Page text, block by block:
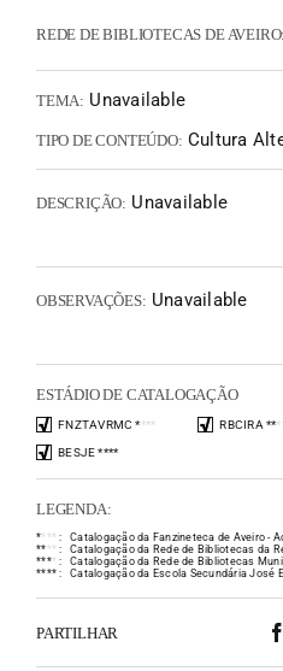
REDE DE BIBLIOTECAS DE AVEIRO:
TEMA: Unavailable
TIPO DE CONTEÚDO: Cultura
DESCRIÇÃO: Unavailable
OBSERVAÇÕES: Unavailable
ESTÁDIO DE CATALOGAÇÃO
FNZTAVRMC **** RBCIRA ***
BESJE ****
LEGENDA:
** * * :
Catalogação da Fanzineteca de Aveiro -
** * * :
Catalogação da Rede de Bibliotecas da
**** :
Catalogação da Rede de Bibliotecas
**** : Catalogação da Escola Secundária José
PARTILHAR